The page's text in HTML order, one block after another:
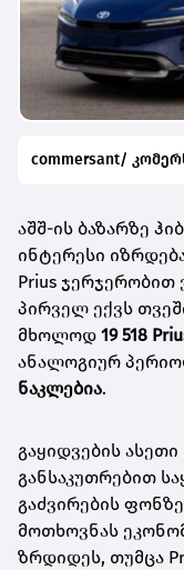
commersant/
აშშ-ის ბაზარზე
ინტერესი
Prius ჯერჯერობით
პირველ ექვს
მხოლოდ 19 518
ანალოგიურ
ნაკლებია.
გაყიდვების
განსაკუთრებით
გაძვირების
მოთხოვნას
ზრდიდეს, თუმცა